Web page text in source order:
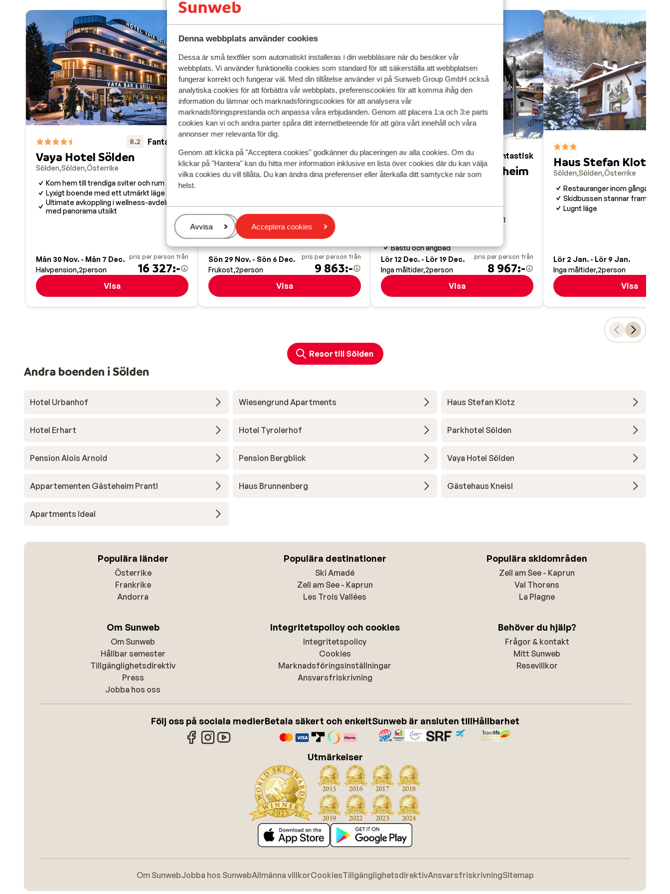
Denna webbplats använder cookies
Dessa är små textfiler som automatiskt installeras i din webbläsare när du besöker vår
webbplats. Vi använder funktionella cookies som standard för att säkerställa att webbplatsen
fungerar korrekt och fungerar väl. Med din tillåtelse använder vi på Sunweb Group GmbH också
analytiska cookies för att förbättra vår webbplats, preferenscookies för att komma ihåg den
information du lämnar och marknadsföringscookies för att analysera vår
marknadsföringsprestanda och anpassa våra erbjudanden. Genom att placera 1:a och 3:e parts
cookies kan vi och andra parter spåra ditt internetbeteende för att göra vårt innehåll och våra
annonser mer relevanta för dig.
Genom att klicka på "Acceptera cookies" godkänner du placeringen av alla cookies. Om du
klickar på "Hantera" kan du hitta mer information inklusive en lista över cookies där du kan välja
vilka cookies du vill tillåta. Du kan ändra dina preferenser eller återkalla ditt samtycke när som
helst.
Hantera
Avvisa Acceptera cookies
8.2 Fantastisk
Vaya Hotel Sölden
Sölden Sölden Österrike
Kom hem till trendiga sviter och rum
Lyxigt boende med ett utmärkt läge
Ultimate avkoppling i wellness-avdelningen
med panorama utsikt
Mån 30 Nov. - Mån 7 Dec.
Halvpension 2person
pris per person från
16 327:-
Visa
8.8 Fantastisk
Parkhotel Sölden
Bastu, ångbad och solarium
400 meter till lift och pist
Sön 29 Nov. - Sön 6 Dec.
Frukost 2person
pris per person från
9 863:-
Visa
Fantastisk
Appartementen Gästeheim
Lägenheter med plats för upp till 11
Bastu och ångbad
Lör 12 Dec. - Lör 19 Dec.
Inga måltider 2person
pris per person från
8 967:-
Visa
Haus Stefan Klotz
Sölden Sölden Österrike
Restauranger inom
Skidbussen stannar framför
Lugnt läge
Lör 2 Jan. - Lör 9 Jan.
Inga måltider 2person
Visa
Resor till Sölden
Andra boenden i Sölden
Hotel Urbanhof Wiesengrund Apartments Haus Stefan Klotz
Hotel Erhart Hotel Tyrolerhof Parkhotel Sölden
Pension Alois Arnold Pension Bergblick Vaya Hotel Sölden
Appartementen Gästeheim Prantl Haus Brunnenberg Gästehaus Kneisl
Apartments Ideal
Populära länder
Österrike
Frankrike
Andorra
Populära destinationer
Ski Amadé
Zell am See - Kaprun
Les Trois Vallées
Populära skidområden
Zell am See - Kaprun
Val Thorens
La Plagne
Om Sunweb
Om Sunweb
Hållbar semester
Tillgänglighetsdirektiv
Press
Jobba hos oss
Integritetspolicy och cookies
Integritetspolicy
Cookies
Marknadsföringsinställningar
Ansvarsfriskrivning
Behöver du hjälp?
Frågor & kontakt
Mitt Sunweb
Resevillkor
Följ oss på sociala medierBetala säkert och enkeltSunweb är ansluten tillHållbarhet
Utmärkelser
Om SunwebJobba hos SunwebAllmänna villkorCookiesTillgänglighetsdirektivAnsvarsfriskrivningSitemap